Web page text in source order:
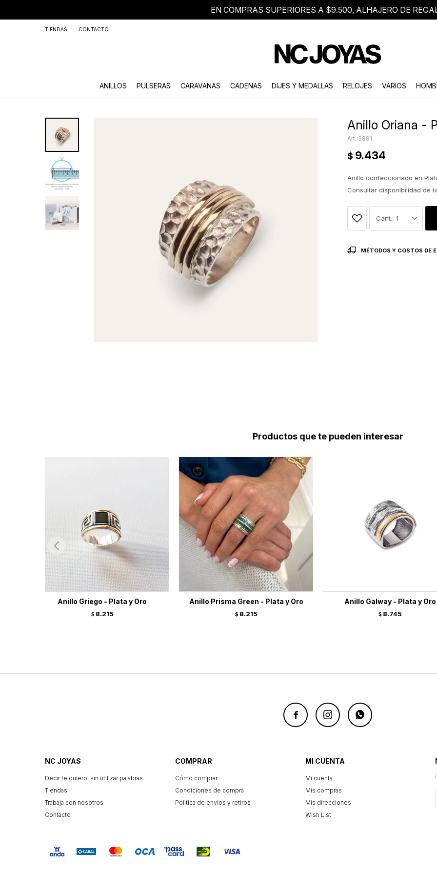
EN COMPRAS SUPERIORES A $9.500, ALHAJERO DE
ANILLOS PULSERAS CARAVANAS CADENAS DIJES Y MEDALLAS RELOJES VARIOS
TIENDAS CONTACTO
Anillo Oriana -
3881
$ 9.434
Anillo confeccionado en
Consultar disponibilidad de
1
MÉTODOS Y COSTOS DE
Productos que te pueden interesar
Anillo Griego - Plata y Oro
$ 8.215
Anillo Prisma Green - Plata y Oro
$ 8.215
Anillo Galway - Plata y Oro
$ 8.745
  
NC JOYAS
Decir te quiero, sin utilizar palabras
Tiendas
Trabaja con nosotros
Contacto
COMPRAR
Cómo comprar
Condiciones de compra
Politica de envíos y retiros
MI CUENTA
Mi cuenta
Mis compras
Mis direcciones
Wish List